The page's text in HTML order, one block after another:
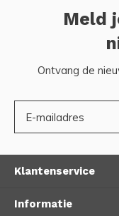
Meld
Ontvang de
Klantenservice
Informatie